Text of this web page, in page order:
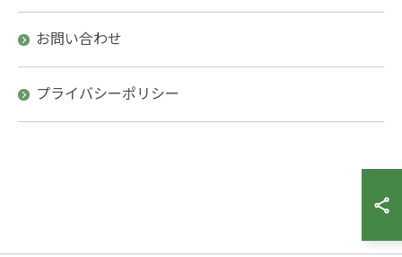
お問い合わせ
プライバシーポリシー